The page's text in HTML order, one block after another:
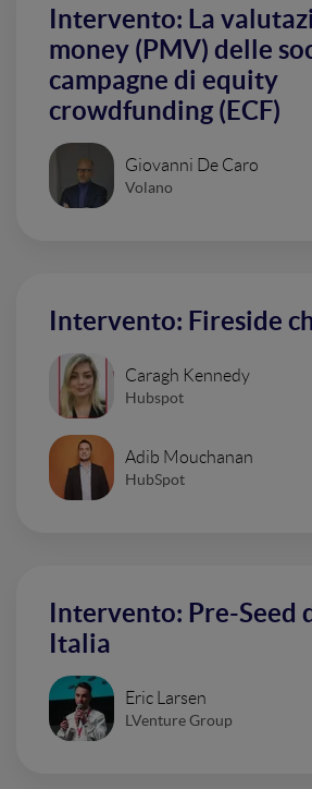
Intervento: La
money (PMV) delle
campagne di equity
crowdfunding (ECF)
Giovanni De Caro
Volano
Intervento: Fireside
Caragh Kennedy
Hubspot
Adib Mouchanan
HubSpot
Intervento: Pre-Seed
Italia
Eric Larsen
LVenture Group